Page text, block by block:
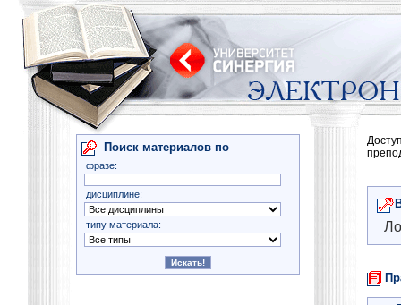
Поиск материалов по
фразе:
дисциплине:
типу материала: